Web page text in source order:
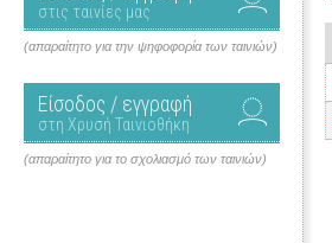
στις ταινίες μας
(απαραίτητο για την ψηφοφορία των ταινιών)
Είσοδος / εγγραφή
στη Χρυσή Ταινιοθήκη
(απαραίτητο για το σχολιασμό των ταινιών)